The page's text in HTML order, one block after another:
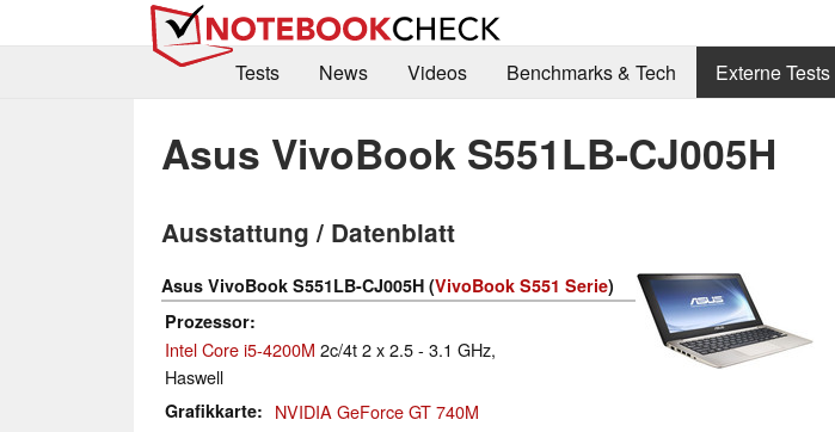
Tests
News Videos Benchmarks & Tech Externe Tests
Asus VivoBook S551LB-CJ005H
Ausstattung / Datenblatt
Asus VivoBook S551LB-CJ005H (VivoBook S551 Serie)
Prozessor
Intel Core i5-4200M 2c/4t 2 x 2.5 - 3.1 GHz,
Haswell
Grafikkarte NVIDIA GeForce GT 740M